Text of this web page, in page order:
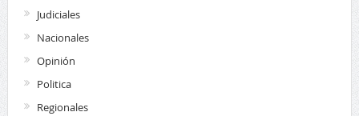
Judiciales
Nacionales
Opinión
Politica
Regionales